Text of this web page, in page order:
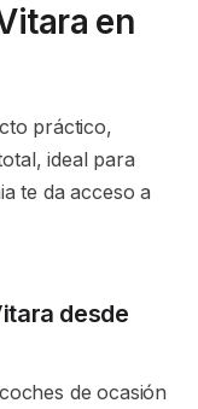
en
práctico,
ideal para
te da acceso a
desde
de ocasión